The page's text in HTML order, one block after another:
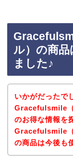
ル）の商
ました♪
いかがだったで
Gracefulsmile（
のお得な情報を
Gracefulsmile（
の商品は今後も